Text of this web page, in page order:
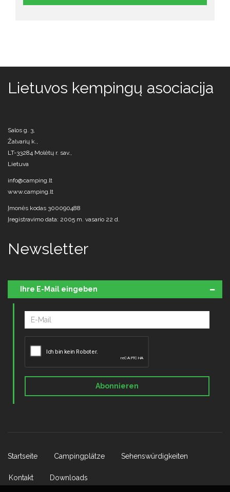
Lietuvos kempingų asociacija
Salos g. 3,
Žalvarių k.,
LT-33284 Molėtų r. sav.,
Lietuva
info@camping.lt
www.camping.lt
Įmonės kodas 300090488
Įregistravimo data: 2005 m. vasario 22 d.
Newsletter
Ihre E-Mail eingeben
Abonnieren
Startseite Campingplätze Sehenswürdigkeiten
Kontakt Downloads